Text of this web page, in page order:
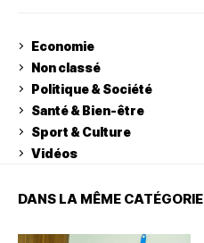
Economie
Non classé
Politique & Société
Santé & Bien-être
Sport & Culture
Vidéos
DANS LA MÊME CATÉGORIE